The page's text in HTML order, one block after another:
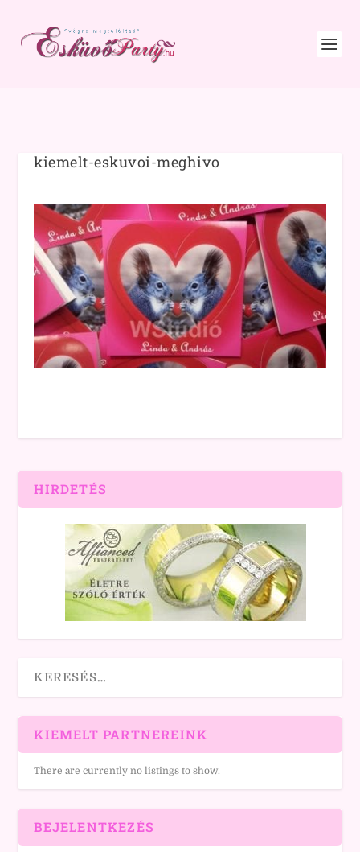
kiemelt-eskuvoi-meghivo
HIRDETÉS
KIEMELT PARTNEREINK
There are currently no listings to show.
BEJELENTKEZÉS